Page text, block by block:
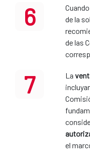
6
de la
de las
7 La
el